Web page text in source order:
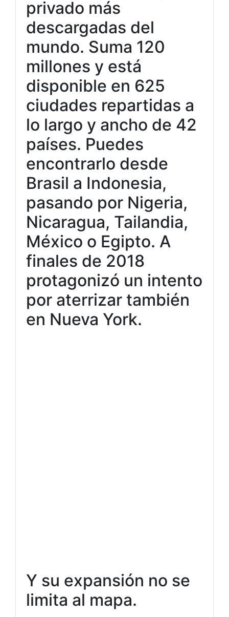
privado más
descargadas del
mundo. Suma 120
millones y está
disponible en 625
ciudades repartidas a
lo largo y ancho de 42
países. Puedes
encontrarlo desde
Brasil a Indonesia,
pasando por Nigeria,
Nicaragua, Tailandia,
México o Egipto. A
finales de 2018
protagonizó un intento
por aterrizar también
en Nueva York.
Y su expansión no se
limita al mapa.